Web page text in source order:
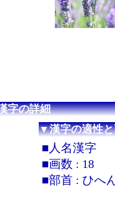
字の詳細
▼漢字の適性と
■人名漢字
■画数 : 18
■部首 : ひへ